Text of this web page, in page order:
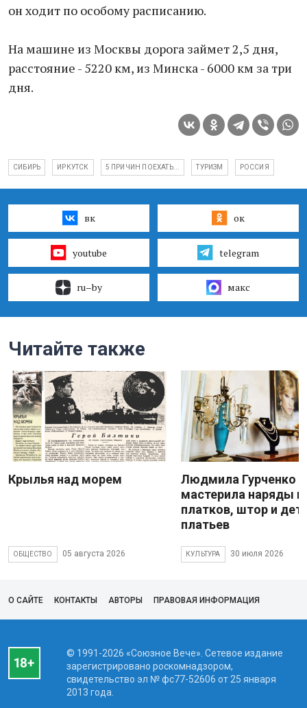
он ходит по особому расписанию.
На машине из Москвы дорога займет 2,5 дня,
расстояние - 5220 км, из Минска - 6000 км за три
дня.
СИБИРЬ ИРКУТСК 5 ПРИЧИН ПОЕХАТЬ... ТУРИЗМ РОССИЯ
вк ок
youtube telegram
ru–by макс
Читайте также
Крылья над морем
ОБЩЕСТВО 05 августа 2026
Людмила Гурченко
мастерила наряды
платков, штор и
платьев
КУЛЬТУРА 30 июля 2026
О САЙТЕ КОНТАКТЫ АВТОРЫ ПРАВОВАЯ ИНФОРМАЦИЯ
© 1991-2026 «Союзное Вече». Сетевое издание
зарегистрировано роскомнадзором,
свидетельство эл № фc77-52606 от 25 января
2013 года.